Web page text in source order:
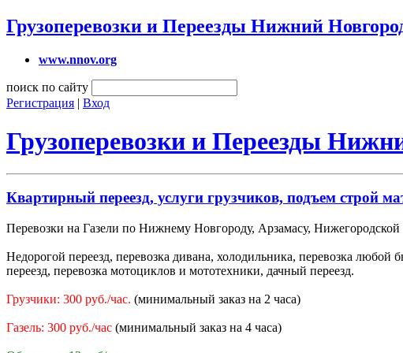
Грузоперевозки и Переезды Нижний
www.nnov.org
поиск по сайту
Регистрация | Вход
Грузоперевозки и Переезды
Квартирный переезд, услуги грузчиков, подъем строй
Перевозки на Газели по Нижнему Новгороду, Арзамасу,
Недорогой переезд, перевозка дивана, холодильника, перевозка
переезд, перевозка мотоциклов и мототехники, дачный переезд.
Грузчики: 300 руб./час. (минимальный заказ на 2 часа)
Газель: 300 руб./час (минимальный заказ на 4 часа)